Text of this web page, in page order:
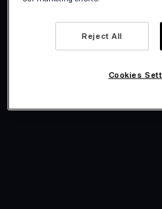
Reject All
Cookies